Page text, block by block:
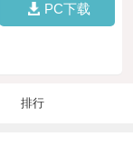
PC下载
排行